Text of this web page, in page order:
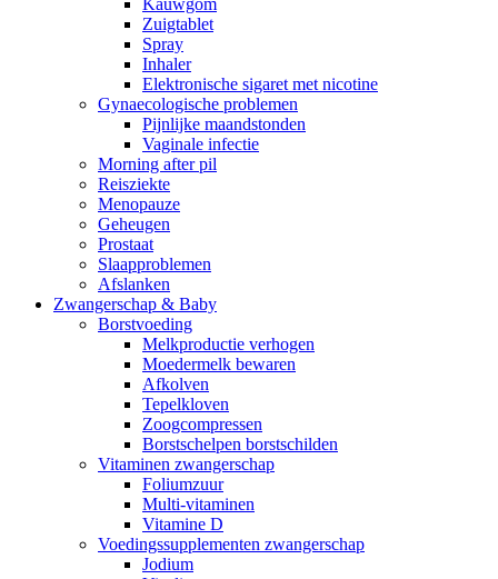
Zuigtablet
Spray
Inhaler
Elektronische sigaret met nicotine
Gynaecologische problemen
Pijnlijke maandstonden
Vaginale infectie
Morning after pil
Reisziekte
Menopauze
Geheugen
Prostaat
Slaapproblemen
Afslanken
Zwangerschap & Baby
Borstvoeding
Melkproductie verhogen
Moedermelk bewaren
Afkolven
Tepelkloven
Zoogcompressen
Borstschelpen borstschilden
Vitaminen zwangerschap
Foliumzuur
Multi-vitaminen
Vitamine D
Voedingssupplementen zwangerschap
Jodium